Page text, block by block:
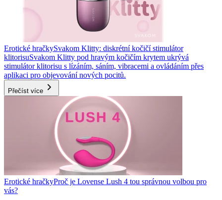
Erotické hračkySvakom Klitty: diskrétní kočičí stimulátor
klitorisuSvakom Klitty pod hravým kočičím krytem ukrývá
stimulátor klitorisu s lízáním, sáním, vibracemi a ovládáním přes
aplikaci pro objevování nových pocitů.
Přečíst více
Erotické hračkyProč je Lovense Lush 4 tou správnou volbou pro
vás?